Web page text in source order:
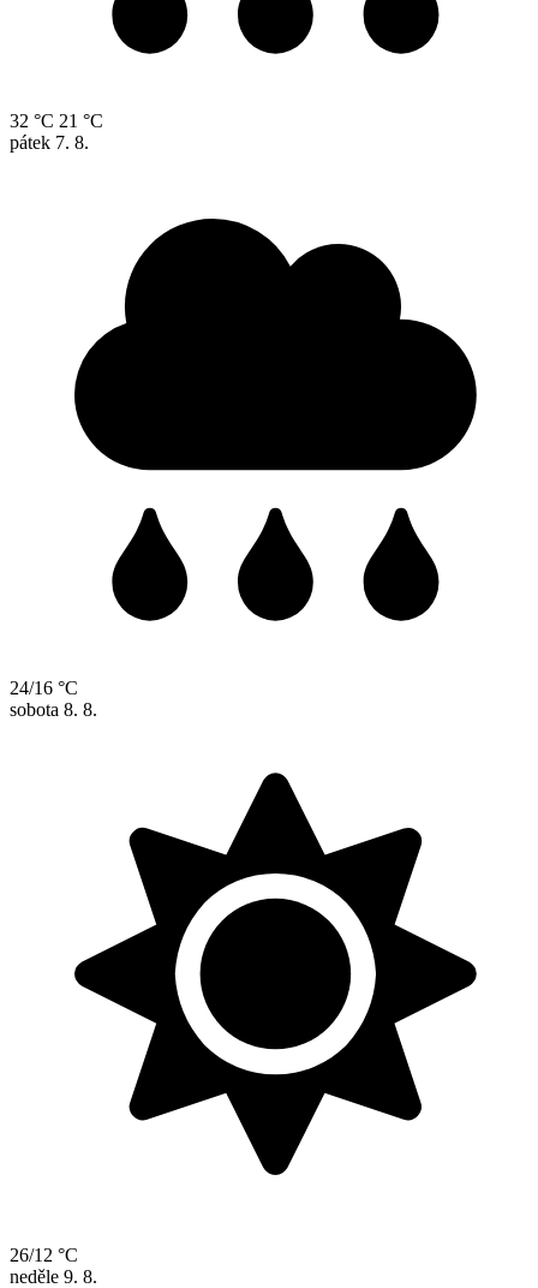
32 °C 21 °C
pátek 7. 8.
24/16 °C
sobota 8. 8.
26/12 °C
neděle 9. 8.